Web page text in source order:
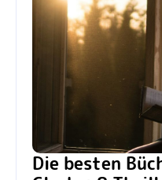
Die besten